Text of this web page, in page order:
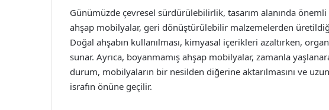
Günümüzde çevresel sürdürülebilirlik, tasarım alanında
ahşap mobilyalar, geri dönüştürülebilir malzemelerden
Doğal ahşabın kullanılması, kimyasal içerikleri azaltırken,
sunar. Ayrıca, boyanmamış ahşap mobilyalar, zamanla
durum, mobilyaların bir nesilden diğerine aktarılmasını ve
israfın önüne geçilir.